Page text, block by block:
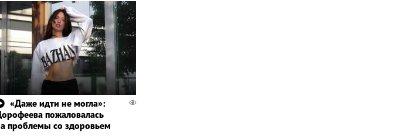
«Даже идти не могла»:
пожаловалась
проблемы со здоровьем